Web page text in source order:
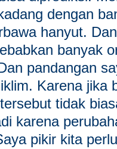
dengan
hanyut.
banyak
pandangan
Karena jika
tidak
karena
pikir kita